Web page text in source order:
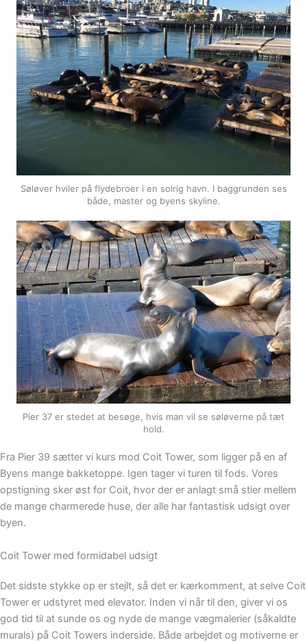
Søløver hviler på flydebroer i en solrig havn. I baggrunden ses
både, master og byens skyline.
Pier 37 er stedet at besøge, hvis man vil se søløverne på tæt
hold.
Fra Pier 39 sætter vi kurs mod Coit Tower, som ligger på en af
Byens mange bakketoppe. Igen tager vi turen til fods. Vores
opstigning sker øst for Coit, hvor der er anlagt små stier mellem
de mange charmerede huse, der alle har fantastisk udsigt over
byen.
Coit Tower med formidabel udsigt
Det sidste stykke op er stejlt, så det er kærkomment, at selve Coit
Tower er udstyret med elevator. Inden vi når til den, giver vi os
god tid til at sunde os og nyde de mange vægmalerier (såkaldte
murals) på Coit Towers inderside. Både arbejdet og motiverne er